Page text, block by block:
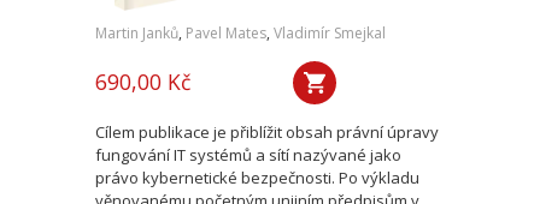
Martin Janků, Pavel Mates, Vladimír Smejkal
690,00 Kč
Cílem publikace je přiblížit obsah právní úpravy
fungování IT systémů a sítí nazývané jako
právo kybernetické bezpečnosti. Po výkladu